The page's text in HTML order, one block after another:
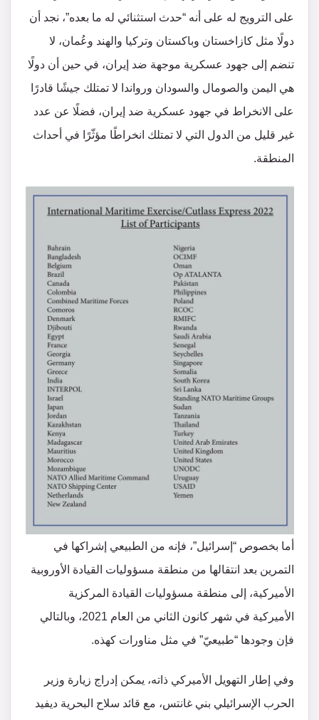
على الترويج له على أنه “حدث استثنائي له ما بعده”، نجد أن
دولًا مثل كازاخستان وباكستان وتركيا والهند وعُمان، لا
تنضم إلى جهود عسكرية موجهة ضد إيران، في حين أن دولًا
هي اليمن والصومال والسودان ورواندا لا تمتلك جيشًا قادرًا
على الانخراط في جهود عسكرية ضد إيران، فضلًا عن عدد
غير قليل من الدول التي لا تمتلك انخراطًا مؤثّرًا في أحداث
المنطقة.
أما بخصوص “إسرائيل”، فإنه من الطبيعي إشراكها في
التمرين بعد انتقالها من منطقة مسؤوليات القيادة الأوروبية
الأميركية، إلى منطقة مسؤوليات القيادة المركزية
الأميركية في شهر كانون الثاني من العام 2021، وبالتالي
فإن وجودها “طبيعيّ” في مثل مناورات كهذه.
وفي إطار التهويل الأميركي ذاته، يمكن إدراج زيارة وزير
الحرب الإسرائيلي بني غانتس، مع قائد سلاح البحرية ديفيد